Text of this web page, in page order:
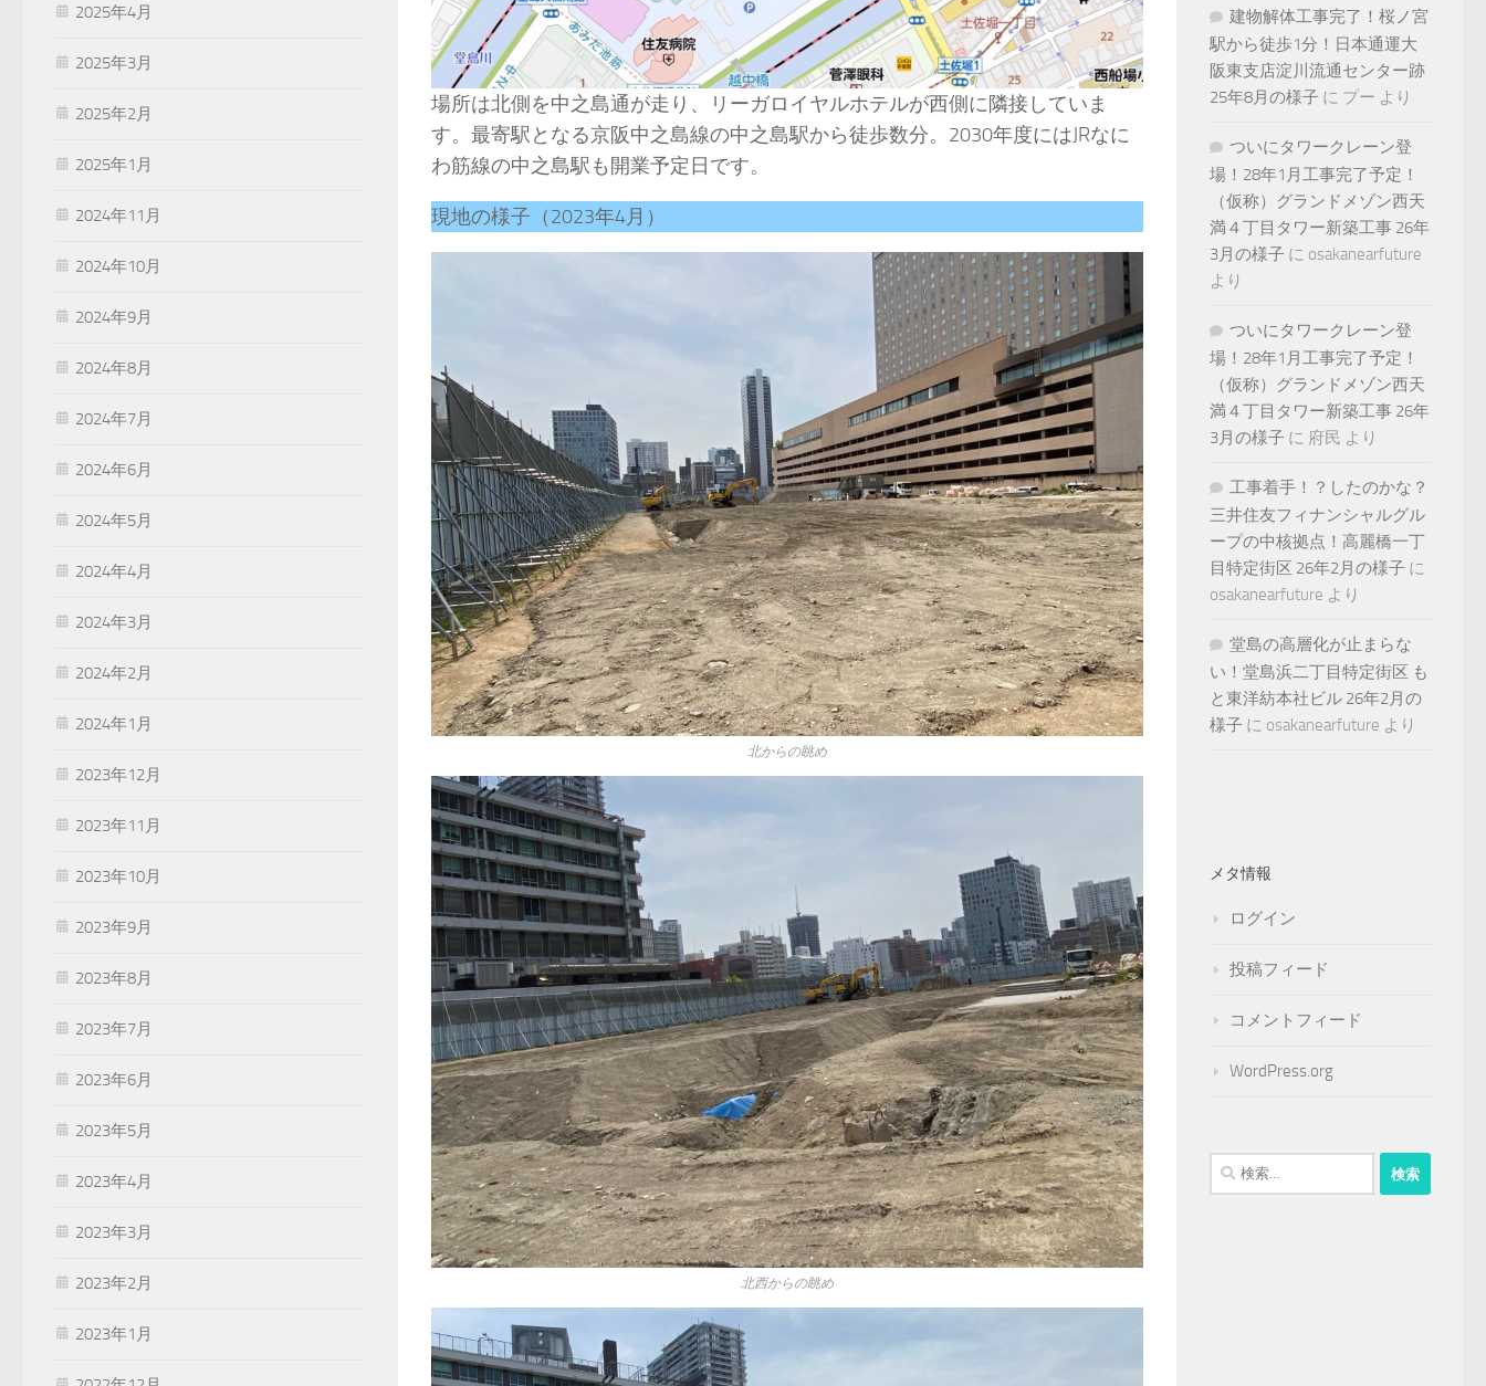
場所は北側を中之島通が走り、リーガロイヤルホテルが西側に隣接していま
す。最寄駅となる京阪中之島線の中之島駅から徒歩数分。2030年度にはJRなに
わ筋線の中之島駅も開業予定日です。
現地の様子（2023年4月）
北からの眺め
北西からの眺め
2025年4月
2025年3月
2025年2月
2025年1月
2024年11月
2024年10月
2024年9月
2024年8月
2024年7月
2024年6月
2024年5月
2024年4月
2024年3月
2024年2月
2024年1月
2023年12月
2023年11月
2023年10月
2023年9月
2023年8月
2023年7月
2023年6月
2023年5月
2023年4月
2023年3月
2023年2月
2023年1月
建物解体工事完了！桜ノ宮
駅から徒歩1分！日本通運大
阪東支店淀川流通センター跡
25年8月の様子 に プー より
ついにタワークレーン登
場！28年1月工事完了予定！
（仮称）グランドメゾン西天
満４丁目タワー新築工事 26年
3月の様子 に osakanearfuture
より
ついにタワークレーン登
場！28年1月工事完了予定！
（仮称）グランドメゾン西天
満４丁目タワー新築工事 26年
3月の様子 に 府民 より
工事着手！？したのかな？
三井住友フィナンシャルグル
ープの中核拠点！高麗橋一丁
目特定街区 26年2月の様子 に
osakanearfuture より
堂島の高層化が止まらな
い！堂島浜二丁目特定街区 も
と東洋紡本社ビル 26年2月の
様子 に osakanearfuture より
メタ情報
ログイン
投稿フィード
コメントフィード
WordPress.org
検
索: